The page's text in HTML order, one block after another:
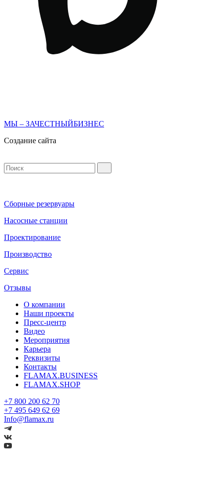
МЫ – ЗАЧЕСТНЫЙБИЗНЕС
Создание сайта
Сборные резервуары
Насосные станции
Проектирование
Производство
Сервис
Отзывы
О компании
Наши проекты
Пресс-центр
Видео
Мероприятия
Карьера
Реквизиты
Контакты
FLAMAX.BUSINESS
FLAMAX.SHOP
+7 800 200 62 70
+7 495 649 62 69
Info@flamax.ru